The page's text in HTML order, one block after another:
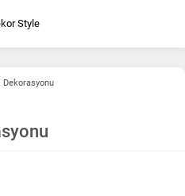
Dekorasyonu